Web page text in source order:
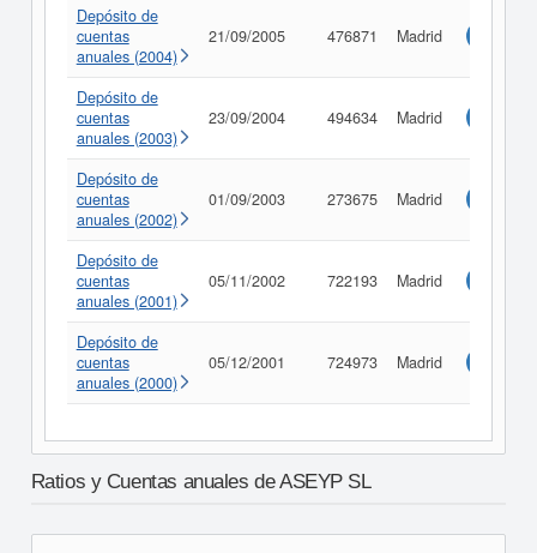
Depósito de
cuentas
anuales (2004)
21/09/2005 476871 Madrid
Depósito de
cuentas
anuales (2003)
23/09/2004 494634 Madrid
Depósito de
cuentas
anuales (2002)
01/09/2003 273675 Madrid
Depósito de
cuentas
anuales (2001)
05/11/2002 722193 Madrid
Depósito de
cuentas
anuales (2000)
05/12/2001 724973 Madrid
Ratios y Cuentas anuales de ASEYP SL